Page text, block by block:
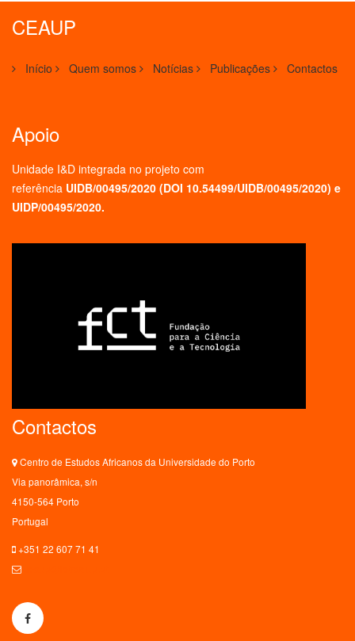
CEAUP
Início Quem somos Notícias Publicações Contactos
Apoio
Unidade I&D integrada no projeto com
referência UIDB/00495/2020 (DOI 10.54499/UIDB/00495/2020) e
UIDP/00495/2020.
Contactos
Centro de Estudos Africanos da Universidade do Porto
Via panorâmica, s/n
4150-564 Porto
Portugal
+351 22 607 71 41